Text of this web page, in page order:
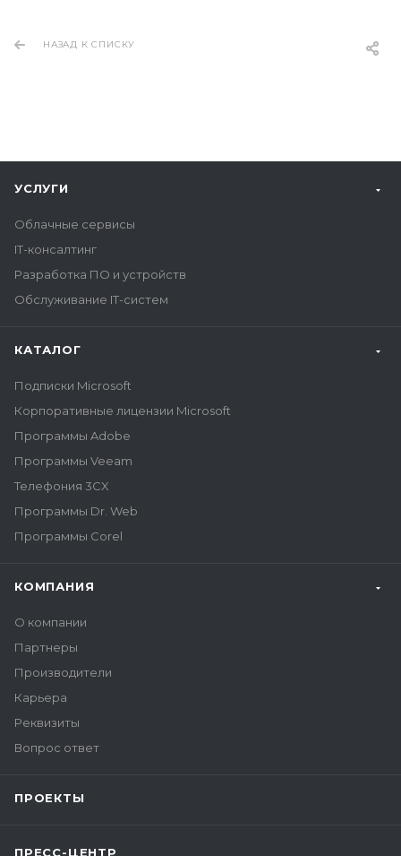
НАЗАД К СПИСКУ
УСЛУГИ
Облачные сервисы
IT-консалтинг
Разработка ПО и устройств
Обслуживание IT-систем
КАТАЛОГ
Подписки Microsoft
Корпоративные лицензии Microsoft
Программы Adobe
Программы Veeam
Телефония 3CX
Программы Dr. Web
Программы Corel
КОМПАНИЯ
О компании
Партнеры
Производители
Карьера
Реквизиты
Вопрос ответ
ПРОЕКТЫ
ПРЕСС-ЦЕНТР